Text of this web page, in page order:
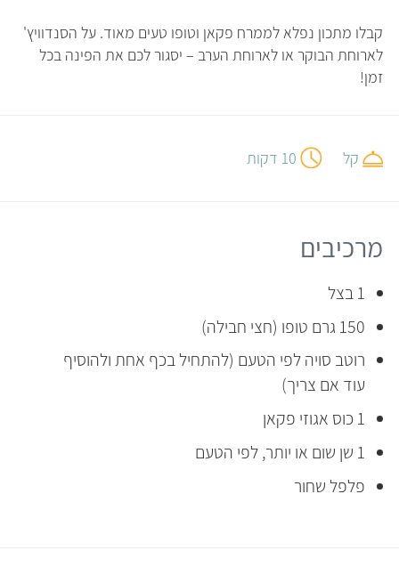
קבלו מתכון נפלא לממרח פקאן וטופו טעים מאוד. על הסנדוויץ'
לארוחת הבוקר או לארוחת הערב – יסגור לכם את הפינה בכל
זמן!
קל 10 דקות
מרכיבים
1 בצל
150 גרם טופו (חצי חבילה)
רוטב סויה לפי הטעם (להתחיל בכף אחת ולהוסיף
עוד אם צריך)
1 כוס אגוזי פקאן
1 שן שום או יותר, לפי הטעם
פלפל שחור